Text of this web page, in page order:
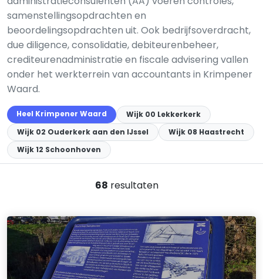
samenstellingsopdrachten en
beoordelingsopdrachten uit. Ook bedrijfsoverdracht,
due diligence, consolidatie, debiteurenbeheer,
crediteurenadministratie en fiscale advisering vallen
onder het werkterrein van accountants in Krimpener
Waard.
Heel Krimpener Waard
Wijk 00 Lekkerkerk
Wijk 02 Ouderkerk aan den IJssel
Wijk 08 Haastrecht
Wijk 12 Schoonhoven
68 resultaten